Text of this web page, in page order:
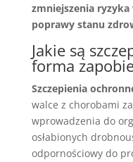
zmniejszenia
poprawy stanu
Jakie są
forma
Szczepienia
walce z chorobami
wprowadzenia do
osłabionych
odpornościowy do